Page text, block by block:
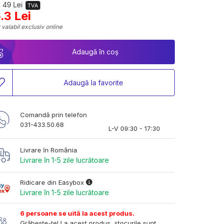
49 Lei TVA
Lei
valabil exclusiv online
Adaugă în coș
Adaugă la favorite
Comandă prin telefon
031-433.50.68
L-V 09:30 - 17:30
Livrare în România
Livrare în 1-5 zile lucrătoare
Ridicare din Easybox
Livrare în 1-5 zile lucrătoare
6 persoane se uită la acest produs.